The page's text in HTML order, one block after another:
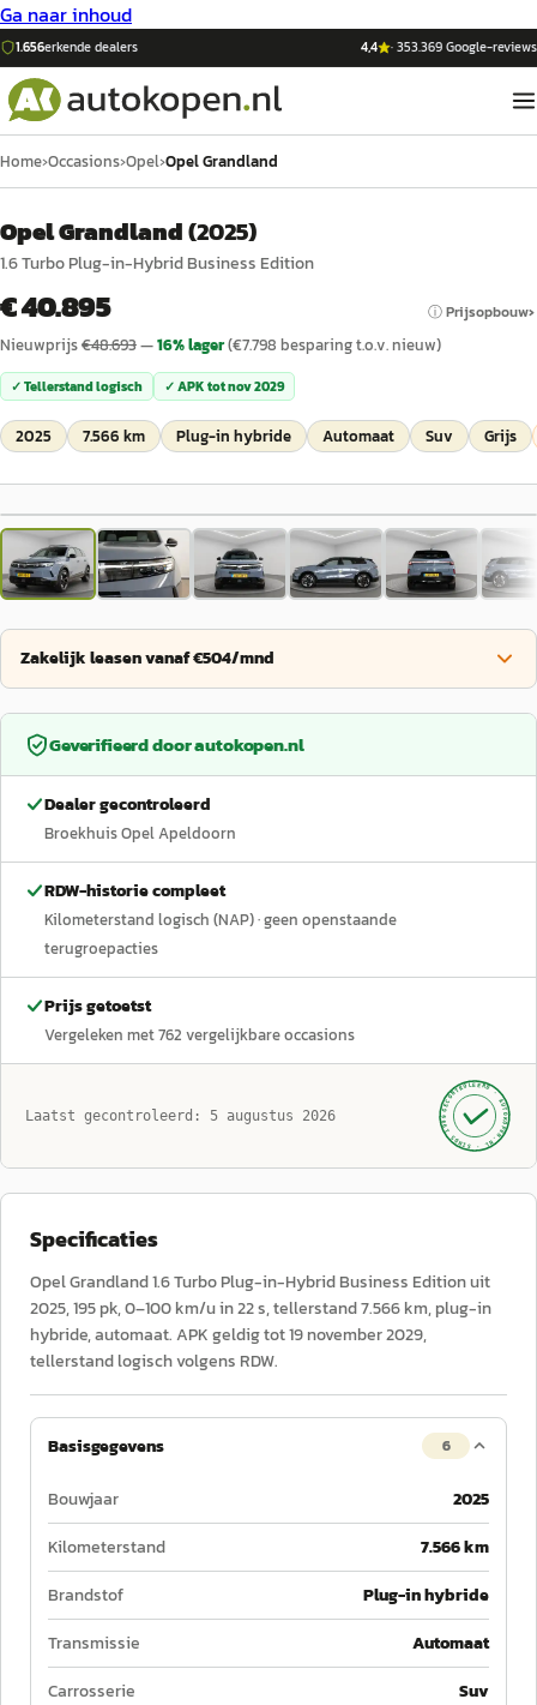
Ga naar inhoud
1.656erkende dealers 4,4 ·353.369Google-reviews
Home›Occasions›Opel›Opel Grandland
Opel Grandland(2025)
1.6 Turbo Plug-in-Hybrid Business Edition
€ 40.895 ⓘ Prijsopbouw
Nieuwprijs€48.693—16% lager(€7.798 besparing t.o.v. nieuw)
✓ Tellerstand logisch ✓ APK totnov 2029
2025 7.566 km Plug-in hybride Automaat Suv Grijs
1/46
Zakelijk leasen vanaf €504/mnd
Geverifieerd doorautokopen.nl
Dealer gecontroleerd
Broekhuis Opel Apeldoorn
RDW-historie compleet
Kilometerstand logisch (NAP)· geen openstaande
terugroepacties
Prijs getoetst
Vergeleken met762 vergelijkbare occasions
Laatst gecontroleerd: 5 augustus 2026 GECONTROLEERD ·
AUTOKOPEN.NL
· SINDS 1999 ·
Specificaties
Opel Grandland 1.6 Turbo Plug-in-Hybrid Business Edition uit
2025, 195 pk, 0–100 km/u in 22 s, tellerstand 7.566 km, plug-in
hybride, automaat. APK geldig tot 19 november 2029,
tellerstand logisch volgens RDW.
Basisgegevens 6
Bouwjaar
2025
Kilometerstand
7.566 km
Brandstof
Plug-in hybride
Transmissie
Automaat
Carrosserie
Suv